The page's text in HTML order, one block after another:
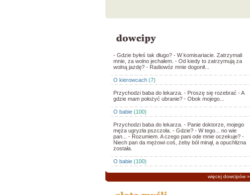
- Gdzie byłeś tak długo? - W komisariacie. Zatrzymali
mnie, za wolno jechałem. - Od kiedy to zatrzymują za
wolną jazdę? - Radiowóz mnie dogonił...
O kierowcach(7)
Przychodzi baba do lekarza. - Proszę się rozebrać - A
gdzie mam położyć ubranie? - Obok mojego...
O babie(100)
Przychodzi baba do lekarza. - Panie doktorze, mojego
męża ugryzła pszczoła. - Gdzie? - W tego... no wie
pan... - Rozumiem. A czego pani ode mnie oczekuje? -
Niech pan da mężowi coś, żeby ból minął, a opuchlizna
została.
O babie(100)
więcej dowcipów»